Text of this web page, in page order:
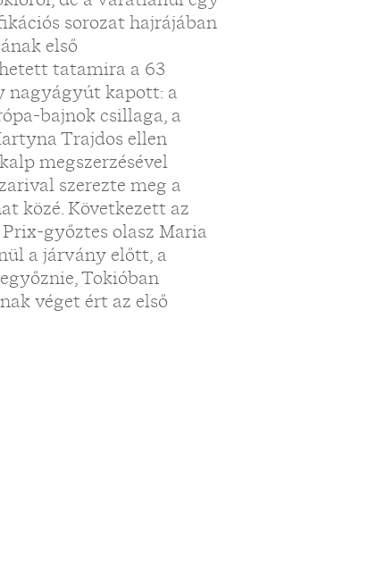
sorozat hajrájában
első
tatamira a 63
nagyágyút kapott: a
bajnok csillaga, a
Trajdos ellen
megszerzésével
szerezte meg a
közé. Következett az
győztes olasz Maria
a járvány előtt, a
Tokióban
véget ért az első